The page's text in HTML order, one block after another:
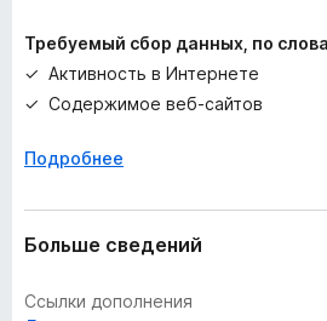
Требуемый сбор данных, по
Активность в Интернете
Содержимое веб-сайтов
Подробнее
Больше сведений
Ссылки дополнения